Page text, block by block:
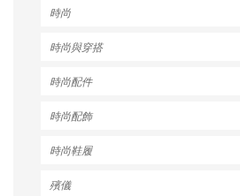
時尚
時尚與穿搭
時尚配件
時尚配飾
時尚鞋履
殯儀